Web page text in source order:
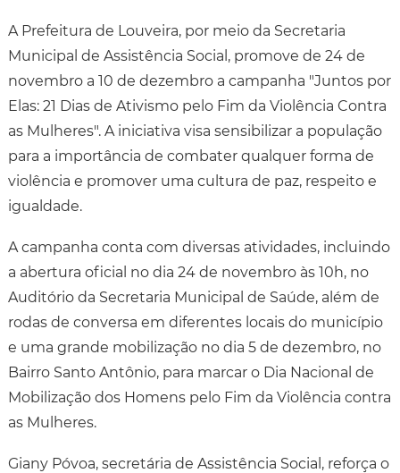
A Prefeitura de Louveira, por meio da Secretaria
Municipal de Assistência Social, promove de 24 de
novembro a 10 de dezembro a campanha "Juntos por
Elas: 21 Dias de Ativismo pelo Fim da Violência Contra
as Mulheres". A iniciativa visa sensibilizar a população
para a importância de combater qualquer forma de
violência e promover uma cultura de paz, respeito e
igualdade.
A campanha conta com diversas atividades, incluindo
a abertura oficial no dia 24 de novembro às 10h, no
Auditório da Secretaria Municipal de Saúde, além de
rodas de conversa em diferentes locais do município
e uma grande mobilização no dia 5 de dezembro, no
Bairro Santo Antônio, para marcar o Dia Nacional de
Mobilização dos Homens pelo Fim da Violência contra
as Mulheres.
Giany Póvoa, secretária de Assistência Social, reforça o